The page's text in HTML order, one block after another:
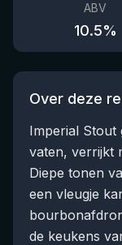
ABV
10.5%
Over deze
Imperial
vaten, verrijkt
Diepe tonen
een vleugje
de keukens